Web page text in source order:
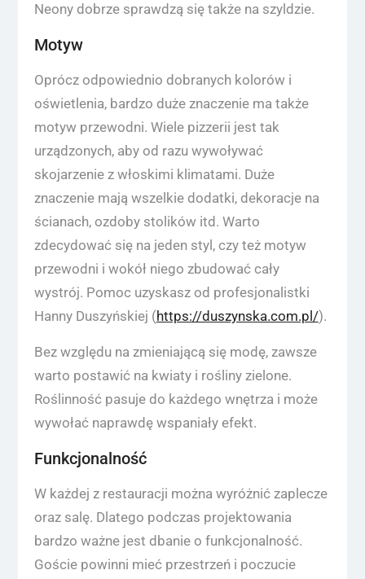
Neony dobrze sprawdzą się także na szyldzie.
Motyw
Oprócz odpowiednio dobranych kolorów i
oświetlenia, bardzo duże znaczenie ma także
motyw przewodni. Wiele pizzerii jest tak
urządzonych, aby od razu wywoływać
skojarzenie z włoskimi klimatami. Duże
znaczenie mają wszelkie dodatki, dekoracje na
ścianach, ozdoby stolików itd. Warto
zdecydować się na jeden styl, czy też motyw
przewodni i wokół niego zbudować cały
wystrój. Pomoc uzyskasz od profesjonalistki
Hanny Duszyńskiej (https://duszynska.com.pl/).
Bez względu na zmieniającą się modę, zawsze
warto postawić na kwiaty i rośliny zielone.
Roślinność pasuje do każdego wnętrza i może
wywołać naprawdę wspaniały efekt.
Funkcjonalność
W każdej z restauracji można wyróżnić zaplecze
oraz salę. Dlatego podczas projektowania
bardzo ważne jest dbanie o funkcjonalność.
Goście powinni mieć przestrzeń i poczucie